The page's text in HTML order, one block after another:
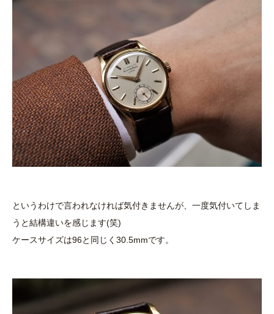
というわけで言われなければ気付きませんが、一度気付いてしま
うと結構違いを感じます(笑)
ケースサイズは96と同じく30.5mmです。